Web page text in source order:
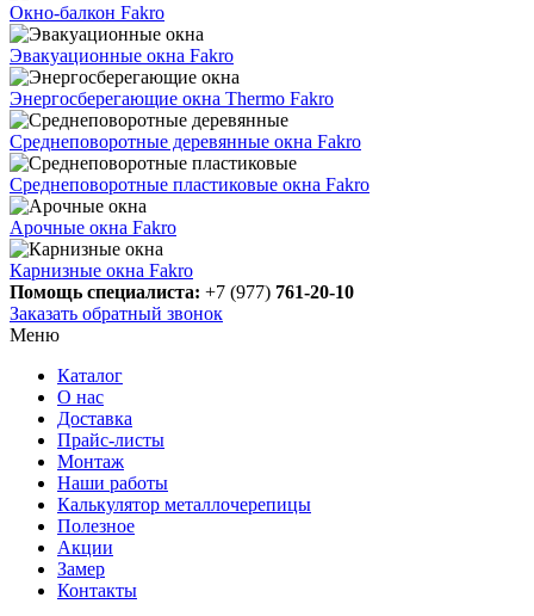
Окно-балкон Fakro
Эвакуационные окна Fakro
Энергосберегающие окна Thermo Fakro
Cреднеповоротные деревянные окна Fakro
Cреднеповоротные пластиковые окна Fakro
Арочные окна Fakro
Карнизные окна Fakro
Помощь специалиста: +7 (977) 761-20-10
Заказать обратный звонок
Меню
Каталог
О нас
Доставка
Прайс-листы
Монтаж
Наши работы
Калькулятор металлочерепицы
Полезное
Акции
Замер
Контакты